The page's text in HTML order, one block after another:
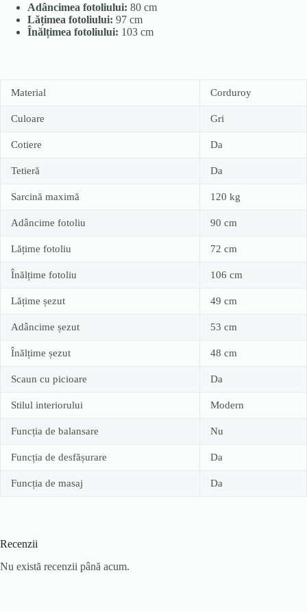
Adâncimea fotoliului: 80 cm
Lățimea fotoliului: 97 cm
Înălțimea fotoliului: 103 cm
Material Corduroy
Culoare Gri
Cotiere Da
Tetieră Da
Sarcină maximă 120 kg
Adâncime fotoliu 90 cm
Lățime fotoliu 72 cm
Înălțime fotoliu 106 cm
Lățime șezut 49 cm
Adâncime șezut 53 cm
Înălțime șezut 48 cm
Scaun cu picioare Da
Stilul interiorului Modern
Funcția de balansare Nu
Funcția de desfășurare Da
Funcția de masaj Da
Recenzii
Nu există recenzii până acum.